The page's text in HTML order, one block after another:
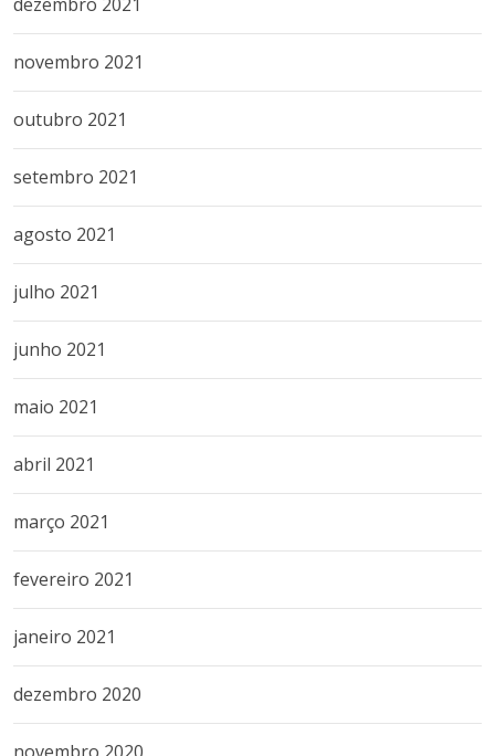
novembro 2021
outubro 2021
setembro 2021
agosto 2021
julho 2021
junho 2021
maio 2021
abril 2021
março 2021
fevereiro 2021
janeiro 2021
dezembro 2020